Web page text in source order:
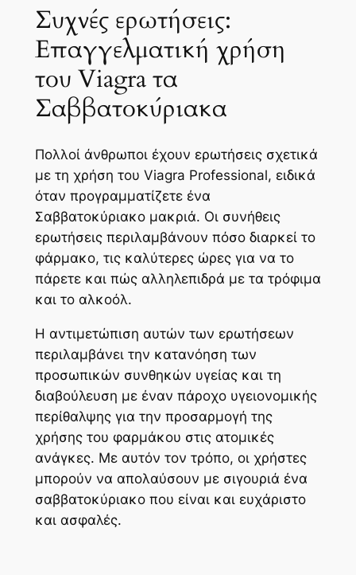
Συχνές ερωτήσεις:
Επαγγελματική χρήση
του Viagra τα
Σαββατοκύριακα
Πολλοί άνθρωποι έχουν ερωτήσεις σχετικά
με τη χρήση του Viagra Professional, ειδικά
όταν προγραμματίζετε ένα
Σαββατοκύριακο μακριά. Οι συνήθεις
ερωτήσεις περιλαμβάνουν πόσο διαρκεί το
φάρμακο, τις καλύτερες ώρες για να το
πάρετε και πώς αλληλεπιδρά με τα τρόφιμα
και το αλκοόλ.
Η αντιμετώπιση αυτών των ερωτήσεων
περιλαμβάνει την κατανόηση των
προσωπικών συνθηκών υγείας και τη
διαβούλευση με έναν πάροχο υγειονομικής
περίθαλψης για την προσαρμογή της
χρήσης του φαρμάκου στις ατομικές
ανάγκες. Με αυτόν τον τρόπο, οι χρήστες
μπορούν να απολαύσουν με σιγουριά ένα
σαββατοκύριακο που είναι και ευχάριστο
και ασφαλές.